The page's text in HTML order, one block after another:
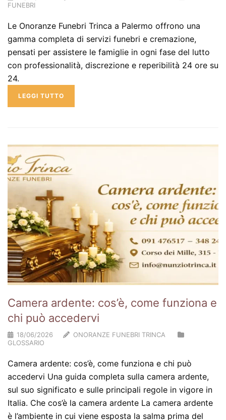
FUNEBRI
Le Onoranze Funebri Trinca a Palermo offrono una
gamma completa di servizi funebri e cremazione,
pensati per assistere le famiglie in ogni fase del lutto
con professionalità, discrezione e reperibilità 24 ore su
24.
LEGGI TUTTO
Camera ardente: cos’è, come funziona e
chi può accedervi
18/06/2026
ONORANZE FUNEBRI TRINCA
GLOSSARIO
Camera ardente: cos’è, come funziona e chi può
accedervi Una guida completa sulla camera ardente,
sul suo significato e sulle principali regole in vigore in
Italia. Che cos’è la camera ardente La camera ardente
è l’ambiente in cui viene esposta la salma prima del